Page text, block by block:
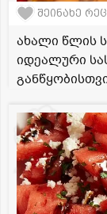
შეინახე
ახალი წლის
იდეალური